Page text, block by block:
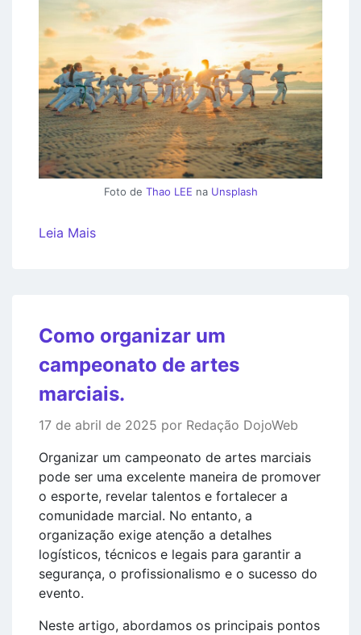
Foto de Thao LEE na Unsplash
Leia Mais
Como organizar um
campeonato de artes
marciais.
17 de abril de 2025 por Redação DojoWeb
Organizar um campeonato de artes marciais
pode ser uma excelente maneira de promover
o esporte, revelar talentos e fortalecer a
comunidade marcial. No entanto, a
organização exige atenção a detalhes
logísticos, técnicos e legais para garantir a
segurança, o profissionalismo e o sucesso do
evento.
Neste artigo, abordamos os principais pontos